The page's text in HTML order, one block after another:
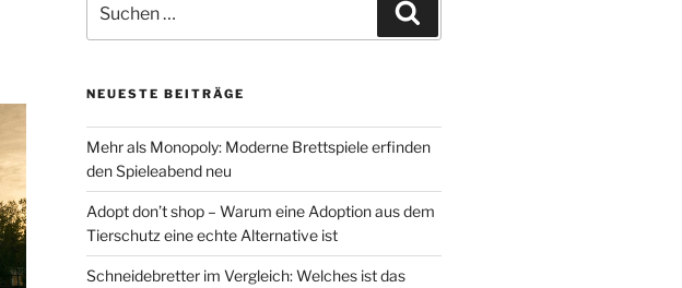
nach:
NEUESTE BEITRÄGE
Mehr als Monopoly: Moderne Brettspiele erfinden
den Spieleabend neu
Adopt don’t shop – Warum eine Adoption aus dem
Tierschutz eine echte Alternative ist
Schneidebretter im Vergleich: Welches ist das